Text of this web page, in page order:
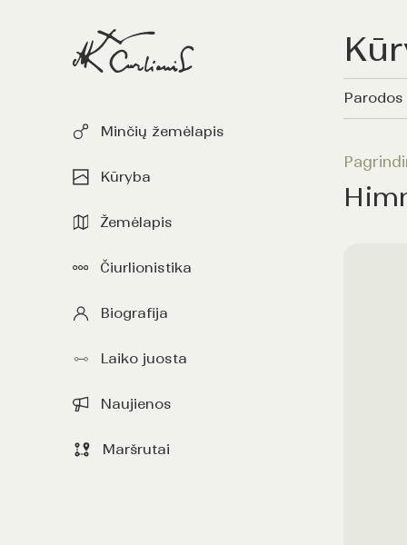
Minčių žemėlapis
Kūryba
Žemėlapis
Čiurlionistika
Biografija
Laiko juosta
Naujienos
Maršrutai
Parodos